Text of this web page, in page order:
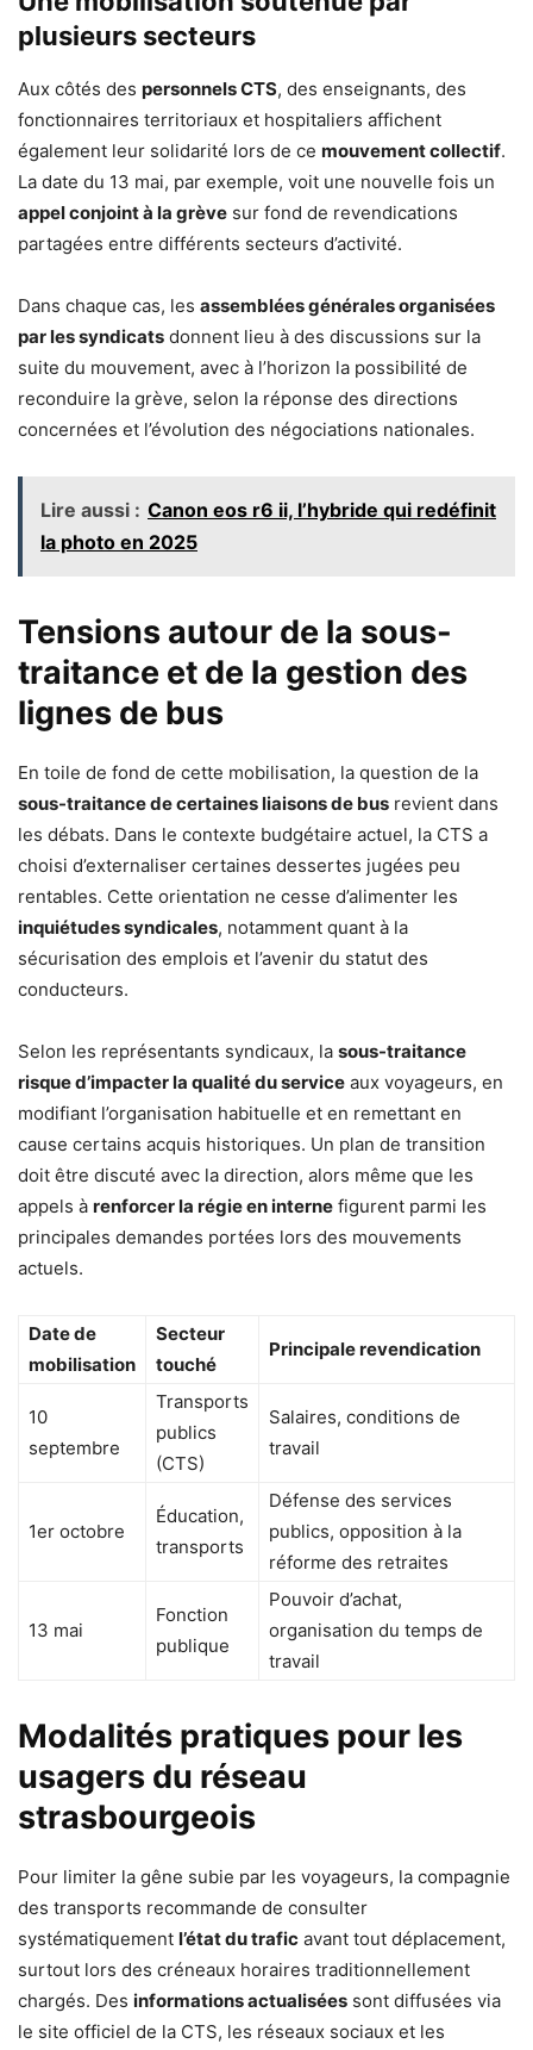
plusieurs secteurs
Aux côtés des personnels CTS, des enseignants, des
fonctionnaires territoriaux et hospitaliers affichent
également leur solidarité lors de ce mouvement collectif.
La date du 13 mai, par exemple, voit une nouvelle fois un
appel conjoint à la grève sur fond de revendications
partagées entre différents secteurs d’activité.
Dans chaque cas, les assemblées générales organisées
par les syndicats donnent lieu à des discussions sur la
suite du mouvement, avec à l’horizon la possibilité de
reconduire la grève, selon la réponse des directions
concernées et l’évolution des négociations nationales.
Lire aussi : Canon eos r6 ii, l’hybride qui redéfinit
la photo en 2025
Tensions autour de la sous-
traitance et de la gestion des
lignes de bus
En toile de fond de cette mobilisation, la question de la
sous-traitance de certaines liaisons de bus revient dans
les débats. Dans le contexte budgétaire actuel, la CTS a
choisi d’externaliser certaines dessertes jugées peu
rentables. Cette orientation ne cesse d’alimenter les
inquiétudes syndicales, notamment quant à la
sécurisation des emplois et l’avenir du statut des
conducteurs.
Selon les représentants syndicaux, la sous-traitance
risque d’impacter la qualité du service aux voyageurs, en
modifiant l’organisation habituelle et en remettant en
cause certains acquis historiques. Un plan de transition
doit être discuté avec la direction, alors même que les
appels à renforcer la régie en interne figurent parmi les
principales demandes portées lors des mouvements
actuels.
Date de
mobilisation
Secteur
touché
Principale revendication
10
septembre
Transports
publics
(CTS)
Salaires, conditions de
travail
1er octobre
Éducation,
transports
Défense des services
publics, opposition à la
réforme des retraites
13 mai
Fonction
publique
Pouvoir d’achat,
organisation du temps de
travail
Modalités pratiques pour les
usagers du réseau
strasbourgeois
Pour limiter la gêne subie par les voyageurs, la compagnie
des transports recommande de consulter
systématiquement l’état du trafic avant tout déplacement,
surtout lors des créneaux horaires traditionnellement
chargés. Des informations actualisées sont diffusées via
le site officiel de la CTS, les réseaux sociaux et les